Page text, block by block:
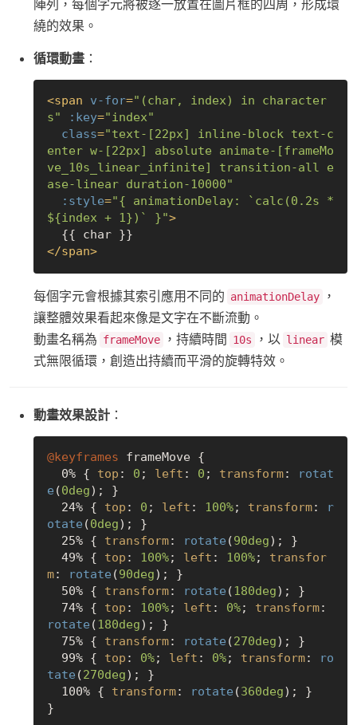
陣列，每個字元將被逐一放置在圖片框的四周，形成環
繞的效果。
循環動畫 ：
<span v-for="(char, index) in character
s"
:key="index"
class="text-[22px] inline-block text-c
enter w-[22px] absolute animate-[frameMo
ve_10s_linear_infinite] transition-all e
ase-linear duration-10000"
:style="{ animationDelay: `calc(0.2s *
${index + 1})` }">
</span>
每個字元會根據其索引應用不同的 animationDelay
，
讓整體效果看起來像是文字在不斷流動。
動畫名稱為 frameMove ，持續時間 10s ，以 linear 模
式無限循環，創造出持續而平滑的旋轉特效。
動畫效果設計 ：
@keyframes frameMove {
  0% {
top : 0 ; left : 0 ; transform:
rotat
e (0deg); }
  24% {
top : 0 ; left : 100%; transform:
r
otate (0deg); }
  25% {
transform: rotate (90deg); }
  49% {
top : 100%; left : 100%; transfor
m: rotate (90deg); }
  50% {
transform: rotate (180deg); }
  74% {
top : 100%; left : 0%; transform
rotate (180deg); }
  75% {
transform: rotate (270deg); }
  99% {
top : 0%; left : 0%; transform:
ro
tate (270deg); }
  100% {
transform: rotate (360deg); }